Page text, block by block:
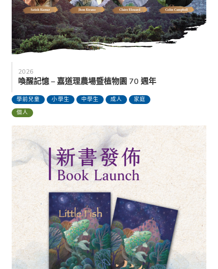
2026
喚醒記憶 – 嘉道理農場暨植物園 70 週年
學前兒童 小學生 中學生 成人
家庭
個人